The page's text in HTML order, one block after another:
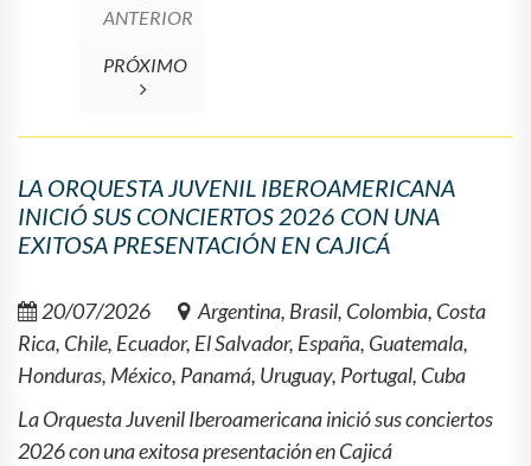
ANTERIOR
PRÓXIMO
LA ORQUESTA JUVENIL IBEROAMERICANA
INICIÓ SUS CONCIERTOS 2026 CON UNA
EXITOSA PRESENTACIÓN EN CAJICÁ
20/07/2026
Argentina, Brasil, Colombia, Costa
Rica, Chile, Ecuador, El Salvador, España, Guatemala,
Honduras, México, Panamá, Uruguay, Portugal, Cuba
La Orquesta Juvenil Iberoamericana inició sus conciertos
2026 con una exitosa presentación en Cajicá